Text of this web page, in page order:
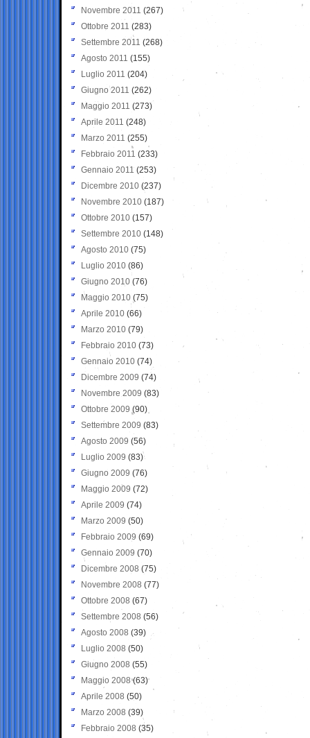
Novembre 2011 (267)
Ottobre 2011 (283)
Settembre 2011 (268)
Agosto 2011 (155)
Luglio 2011 (204)
Giugno 2011 (262)
Maggio 2011 (273)
Aprile 2011 (248)
Marzo 2011 (255)
Febbraio 2011 (233)
Gennaio 2011 (253)
Dicembre 2010 (237)
Novembre 2010 (187)
Ottobre 2010 (157)
Settembre 2010 (148)
Agosto 2010 (75)
Luglio 2010 (86)
Giugno 2010 (76)
Maggio 2010 (75)
Aprile 2010 (66)
Marzo 2010 (79)
Febbraio 2010 (73)
Gennaio 2010 (74)
Dicembre 2009 (74)
Novembre 2009 (83)
Ottobre 2009 (90)
Settembre 2009 (83)
Agosto 2009 (56)
Luglio 2009 (83)
Giugno 2009 (76)
Maggio 2009 (72)
Aprile 2009 (74)
Marzo 2009 (50)
Febbraio 2009 (69)
Gennaio 2009 (70)
Dicembre 2008 (75)
Novembre 2008 (77)
Ottobre 2008 (67)
Settembre 2008 (56)
Agosto 2008 (39)
Luglio 2008 (50)
Giugno 2008 (55)
Maggio 2008(63)
Aprile 2008 (50)
Marzo 2008 (39)
Febbraio 2008 (35)